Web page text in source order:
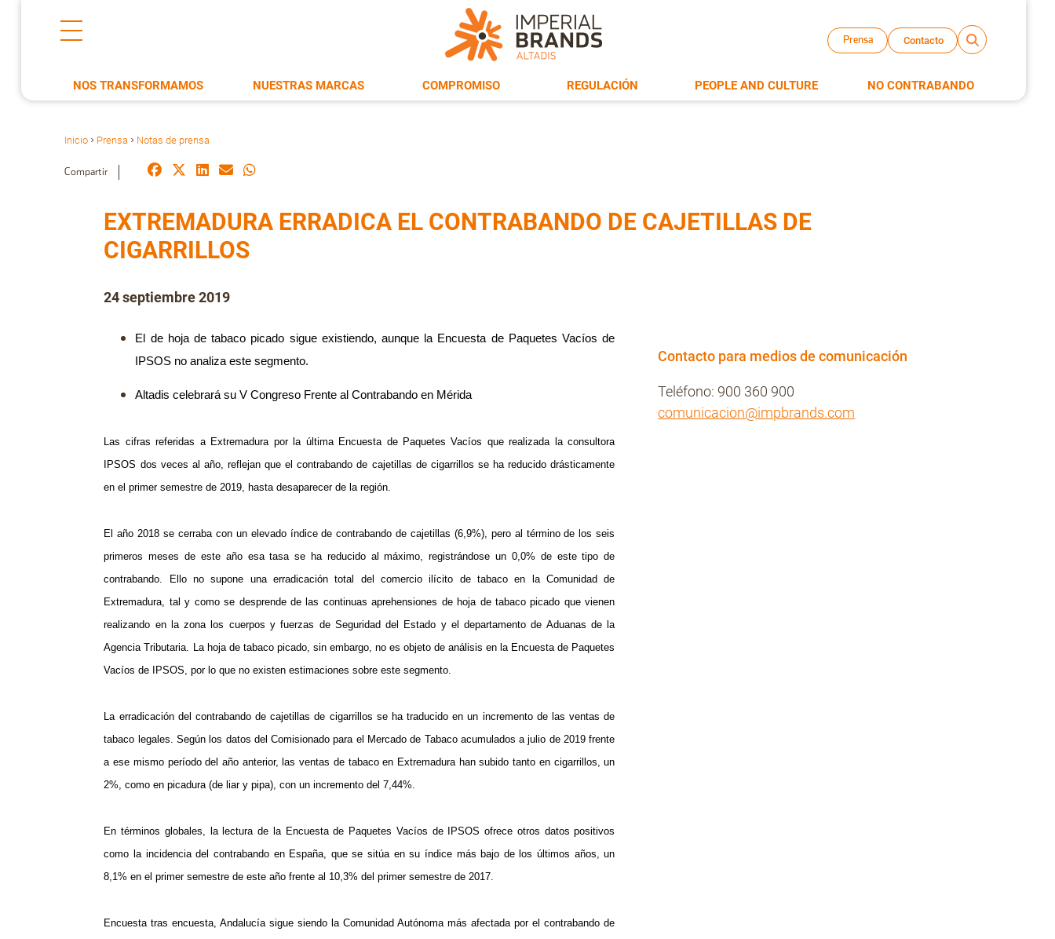
Prensa Contacto
NOS TRANSFORMAMOS NUESTRAS MARCAS COMPROMISO REGULACIÓN PEOPLE AND CULTURE NO CONTRABANDO
Inicio > Prensa > Notas de prensa
Compartir
EXTREMADURA ERRADICA EL CONTRABANDO DE CAJETILLAS DE
CIGARRILLOS
24 septiembre 2019
El de hoja de tabaco picado sigue existiendo, aunque la Encuesta de Paquetes Vacíos de
IPSOS no analiza este segmento.
Altadis celebrará su V Congreso Frente al Contrabando en Mérida
Las cifras referidas a Extremadura por la última Encuesta de Paquetes Vacíos que realizada la consultora
IPSOS dos veces al año, reflejan que el contrabando de cajetillas de cigarrillos se ha reducido drásticamente
en el primer semestre de 2019, hasta desaparecer de la región.
El año 2018 se cerraba con un elevado índice de contrabando de cajetillas (6,9%), pero al término de los seis
primeros meses de este año esa tasa se ha reducido al máximo, registrándose un 0,0% de este tipo de
contrabando. Ello no supone una erradicación total del comercio ilícito de tabaco en la Comunidad de
Extremadura, tal y como se desprende de las continuas aprehensiones de hoja de tabaco picado que vienen
realizando en la zona los cuerpos y fuerzas de Seguridad del Estado y el departamento de Aduanas de la
Agencia Tributaria. La hoja de tabaco picado, sin embargo, no es objeto de análisis en la Encuesta de Paquetes
Vacíos de IPSOS, por lo que no existen estimaciones sobre este segmento.
La erradicación del contrabando de cajetillas de cigarrillos se ha traducido en un incremento de las ventas de
tabaco legales. Según los datos del Comisionado para el Mercado de Tabaco acumulados a julio de 2019 frente
a ese mismo período del año anterior, las ventas de tabaco en Extremadura han subido tanto en cigarrillos, un
2%, como en picadura (de liar y pipa), con un incremento del 7,44%.
En términos globales, la lectura de la Encuesta de Paquetes Vacíos de IPSOS ofrece otros datos positivos
como la incidencia del contrabando en España, que se sitúa en su índice más bajo de los últimos años, un
8,1% en el primer semestre de este año frente al 10,3% del primer semestre de 2017.
Encuesta tras encuesta, Andalucía sigue siendo la Comunidad Autónoma más afectada por el contrabando de
Contacto para medios de comunicación
Teléfono: 900 360 900
comunicacion@impbrands.com